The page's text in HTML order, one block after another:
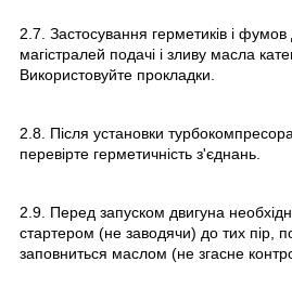
2.7. Застосування герметиків і
магістралей подачі і зливу масла
Використовуйте прокладки.
2.8. Після установки
перевірте герметичність з'єднань.
2.9. Перед запуском двигуна
стартером (не заводячи) до тих пір,
заповниться маслом (не згасне